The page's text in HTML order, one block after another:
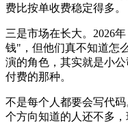
费比按单收费稳定得多。
三是市场在长大。2026
钱"，但他们真不知道怎
演的角色，其实就是小
付费的那种。
不是每个人都要会写代
个方向知道的人还不多，